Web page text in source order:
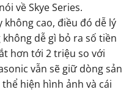
về Skye Series.
cao, điều đó dễ lý
dễ gì bỏ ra số tiền
hơn tới 2 triệu so với
vẫn sẽ giữ dòng sản
hiện hình ảnh và cái